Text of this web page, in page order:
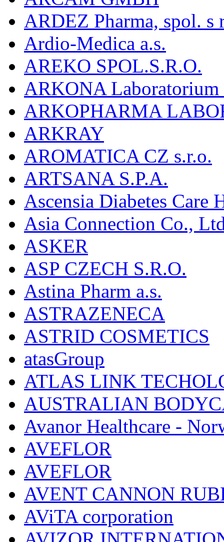
ARDEZ Pharma, spol. s
Ardio-Medica a.s.
AREKO SPOL.S.R.O.
ARKONA
ARKOPHARMA
ARKRAY
AROMATICA CZ s.r.o.
ARTSANA S.P.A.
Ascensia Diabetes Care
Asia Connection Co.,
ASKER
ASP CZECH S.R.O.
Astina Pharm a.s.
ASTRAZENECA
ASTRID COSMETICS
atasGroup
ATLAS LINK
AUSTRALIAN
Avanor Healthcare -
AVEFLOR
AVEFLOR
AVENT CANNON
AViTA corporation